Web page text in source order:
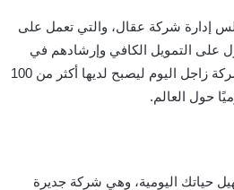
إدارة شركة عقال، والتي تعمل على
على التمويل الكافي وإرشادهم في
رحلتهم التجارية. وهذه الخبرة الطويلة والواسعة في مجال الأعمال هي ما مكنه من تطوير شركة زاجل اليوم ليصبح لديها أكثر من 100
حياتك اليومية، وهي شركة جديرة